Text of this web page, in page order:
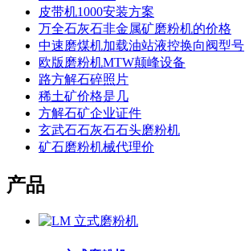
皮带机1000安装方案
万全石灰石非金属矿磨粉机的价格
中速磨煤机加载油站液控换向阀型号
欧版磨粉机MTW颠峰设备
路方解石碎照片
稀土矿价格是几
方解石矿企业证件
玄武石石灰石石头磨粉机
矿石磨粉机械代理价
产品